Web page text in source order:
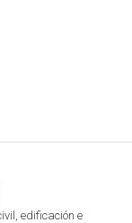
edificación e